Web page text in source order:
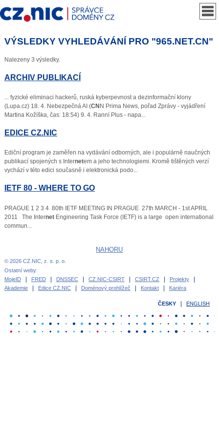
VÝSLEDKY VYHLEDÁVÁNÍ PRO "965.NET.CN"
Nalezeny 3 výsledky.
ARCHIV PUBLIKACÍ
... fyzické eliminaci hackerů, ruská kyberpevnost a dezinformační klony
(Lupa.cz) 18. 4. Nebezpečná AI (CN N Prima News, pořad Zprávy - vyjádření
Martina Kožíška, čas: 18:54) 9. 4. Ranní Plus - napa...
EDICE CZ.NIC
Ediční program je zaměřen na vydávání odborných, ale i populárně naučných
publikací spojených s Internetem a jeho technologiemi. Kromě tištěných verzí
vychází v této edici současně i elektronická podo...
IETF 80 - WHERE TO GO
PRAGUE 1 2 3 4 80th IETF MEETING IN PRAGUE 27th MARCH - 1st APRIL
2011 The InternetEngineering Task Force (IETF) is a large open international
commun...
NAHORU
© 2026 CZ.NIC, z. s. p. o.
Ostatní weby:
MojeID
FRED DNSSEC CZ.NIC-CSIRT CSIRT.CZ
Projekty
Akademie
Edice CZ.NIC Doménový prohlížeč Kontakt Kariéra
ČESKY ENGLISH